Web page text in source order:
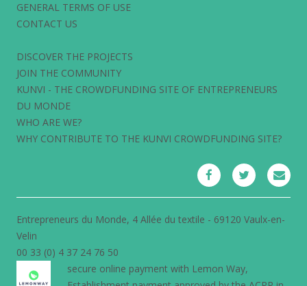
GENERAL TERMS OF USE
CONTACT US
DISCOVER THE PROJECTS
JOIN THE COMMUNITY
KUNVI - THE CROWDFUNDING SITE OF ENTREPRENEURS
DU MONDE
WHO ARE WE?
WHY CONTRIBUTE TO THE KUNVI CROWDFUNDING SITE?
Entrepreneurs du Monde, 4 Allée du textile - 69120 Vaulx-en-
Velin
00 33 (0) 4 37 24 76 50
secure online payment with Lemon Way,